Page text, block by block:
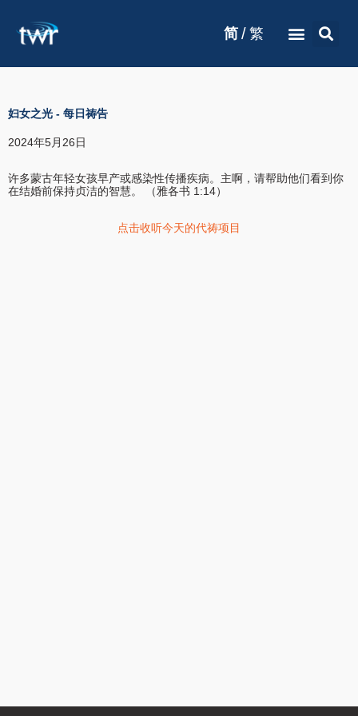
简 / 繁
妇女之光 - 每日祷告
2024年5月26日
许多蒙古年轻女孩早产或感染性传播疾病。主啊，请帮助他们看到你
在结婚前保持贞洁的智慧。 （雅各书 1:14）
点击收听今天的代祷项目